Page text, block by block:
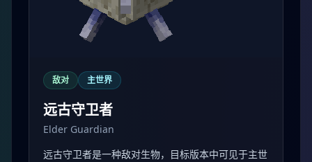
敌对 主世界
远古守卫者
Elder Guardian
远古守卫者是一种敌对生物，目标版本中可见于主世